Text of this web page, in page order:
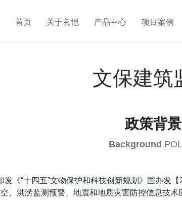
首页 关于玄恺 产品中心 项目案例
文保建筑
政策背景
Background
《“十四五”文物保护和科技创新规划》国办发
、洪涝监测预警、地震和地质灾害防控信息技术